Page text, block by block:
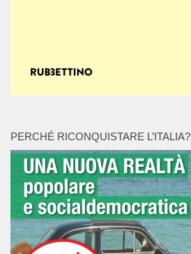
PERCHÉ RICONQUISTARE L’ITALIA?